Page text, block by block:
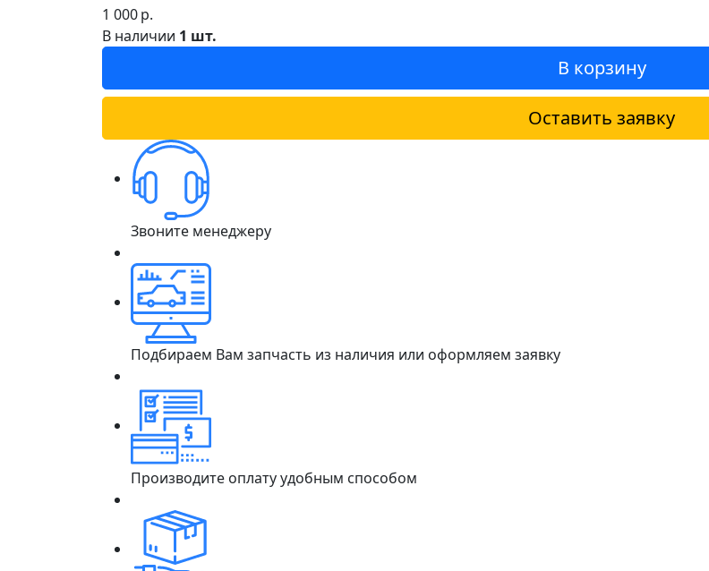
1 000р.
В наличии 1 шт.
В корзину
Оставить заявку
Звоните менеджеру
Подбираем Вам запчасть из наличия или оформляем заявку
Производите оплату удобным способом